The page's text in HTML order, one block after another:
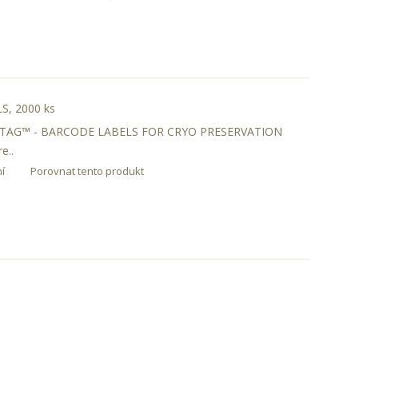
2000 ks
- BARCODE LABELS FOR CRYO PRESERVATION
Porovnat tento produkt